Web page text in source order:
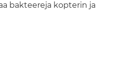
bakteereja kopterin ja